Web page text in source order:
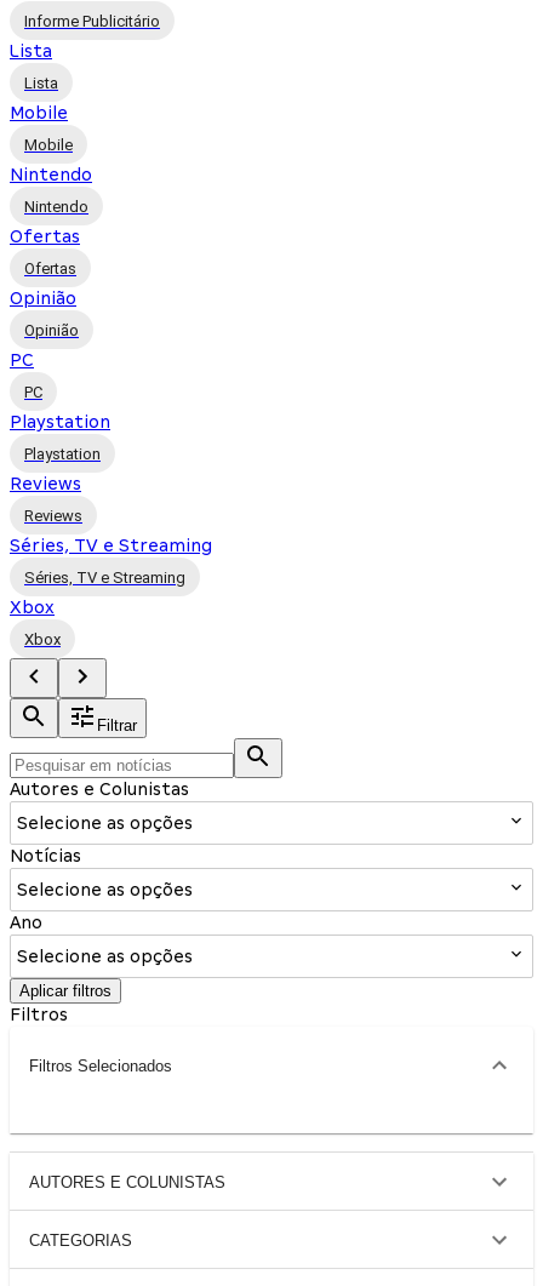
Informe Publicitário
Lista
Lista
Mobile
Mobile
Nintendo
Nintendo
Ofertas
Ofertas
Opinião
Opinião
PC
PC
Playstation
Playstation
Reviews
Reviews
Séries, TV e Streaming
Séries, TV e Streaming
Xbox
Xbox
Filtrar
Autores e Colunistas
Selecione as opções
Notícias
Selecione as opções
Ano
Selecione as opções
Aplicar filtros
Filtros
Filtros Selecionados
AUTORES E COLUNISTAS
CATEGORIAS